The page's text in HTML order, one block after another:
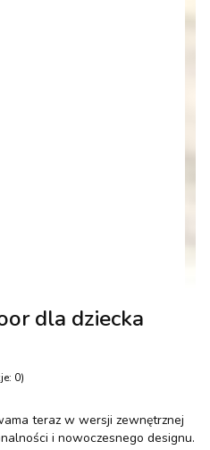
dla dziecka
0)
teraz w wersji zewnętrznej
i nowoczesnego designu.